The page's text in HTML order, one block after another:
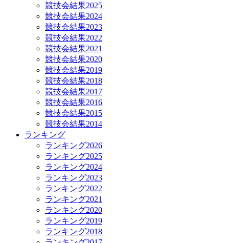
競技会結果2025
競技会結果2024
競技会結果2023
競技会結果2022
競技会結果2021
競技会結果2020
競技会結果2019
競技会結果2018
競技会結果2017
競技会結果2016
競技会結果2015
競技会結果2014
ランキング
ランキング2026
ランキング2025
ランキング2024
ランキング2023
ランキング2022
ランキング2021
ランキング2020
ランキング2019
ランキング2018